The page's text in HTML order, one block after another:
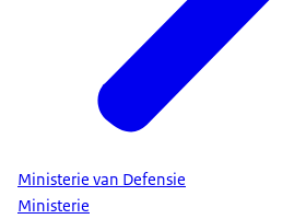
Ministerie van Defensie
Ministerie